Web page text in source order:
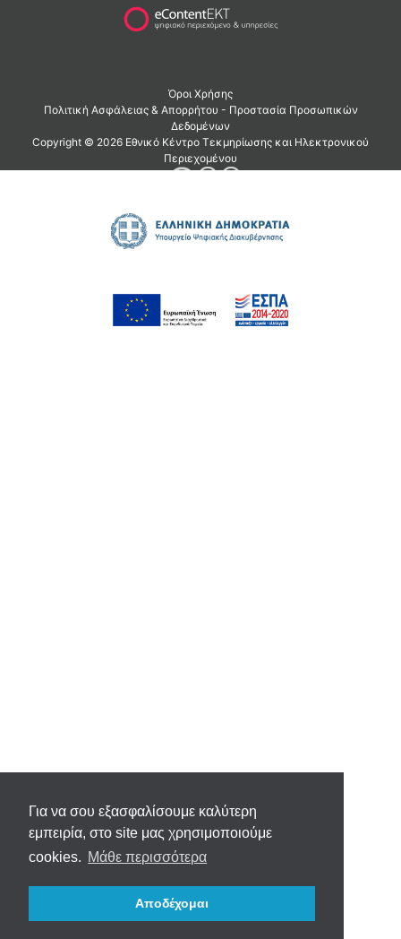
Για να σου εξασφαλίσουμε καλύτερη
εμπειρία, στο site μας χρησιμοποιούμε
cookies. Μάθε περισσότερα
Αποδέχομαι